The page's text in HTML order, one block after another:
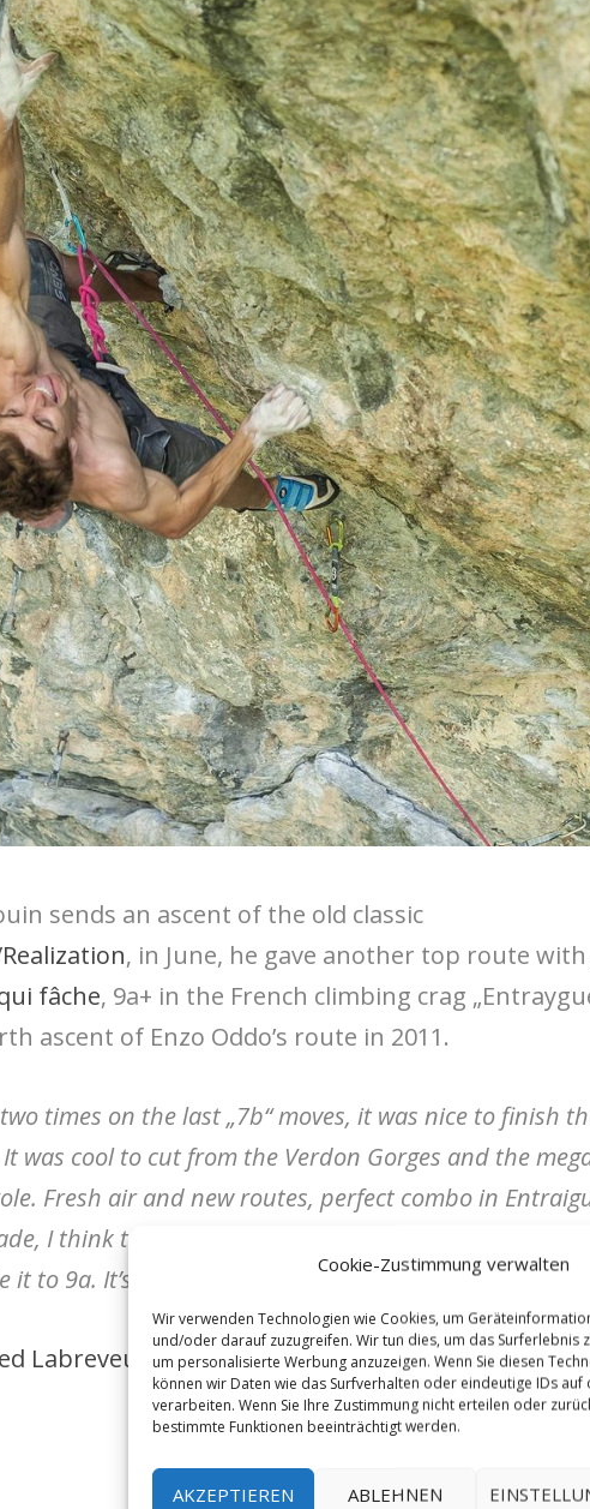
Cookie-Zustimmung verwalten
Wir verwenden Technologien wie Cookies, um
und/oder darauf zuzugreifen. Wir tun dies, um das Surferlebnis
um personalisierte Werbung anzuzeigen. Wenn Sie diesen
können wir Daten wie das Surfverhalten oder eindeutige IDs auf
verarbeiten. Wenn Sie Ihre Zustimmung nicht erteilen oder
bestimmte Funktionen beeinträchtigt werden.
AKZEPTIEREN ABLEHNEN
sends an ascent of the old classic
‚ in June, he gave another top route with
fâche‚ 9a+ in the French climbing crag
ascent of Enzo Oddo’s route in 2011.
times on the last „7b“ moves, it was nice to finish
It was cool to cut from the Verdon Gorges and the
Fresh air and new routes, perfect combo in
I think this route is easier than Biographie. Yet, not
it to 9a. It’s time to come back on the big projects .“
Labreveux